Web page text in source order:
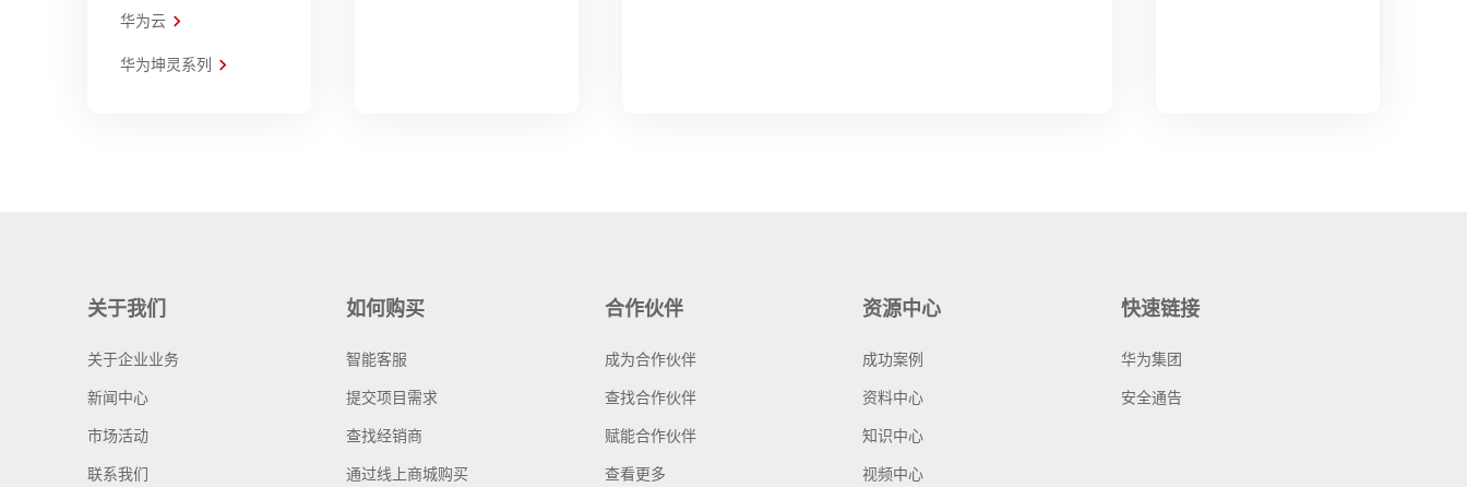
华为云
华为坤灵系列
关于我们
关于企业业务
新闻中心
市场活动
联系我们
如何购买
智能客服
提交项目需求
查找经销商
通过线上商城购买
合作伙伴
成为合作伙伴
查找合作伙伴
赋能合作伙伴
查看更多
资源中心
成功案例
资料中心
知识中心
视频中心
快速链接
华为集团
安全通告